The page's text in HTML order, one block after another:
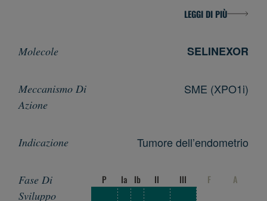
LEGGI DI PIÙ
SELINEXOR
SME (XPO1i)
Tumore dell’endometrio
P Ia Ib II III F A